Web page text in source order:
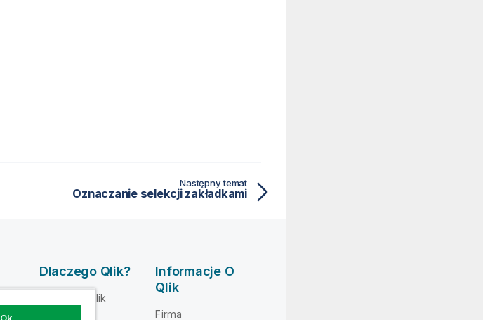
Następny temat
Oznaczanie selekcji zakładkami
Dlaczego Qlik?
Dlaczego Qlik
Informacje O
Qlik
Firma